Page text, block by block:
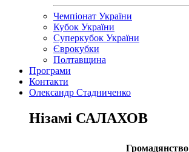
Чемпіонат України
Кубок України
Суперкубок України
Єврокубки
Полтавщина
Програми
Контакти
Олександр Стадниченко
Нізамі САЛАХОВ
Громадянство